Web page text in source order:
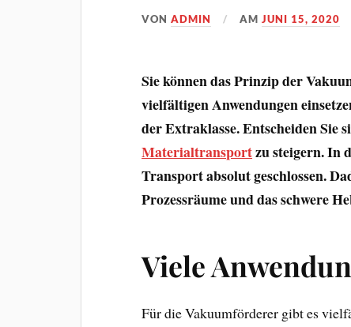
VONADMIN AMJUNI 15, 2020
Sie können das Prinzip der
vielfältigen Anwendungen
der Extraklasse. Entscheiden
Materialtransportzu steigern. In
Transport absolut geschlossen.
Prozessräume und das schwere
Viele
Für die Vakuumförderer gibt es